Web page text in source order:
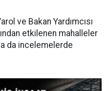
ve Bakan Yardımcısı
etkilenen mahalleler
da incelemelerde